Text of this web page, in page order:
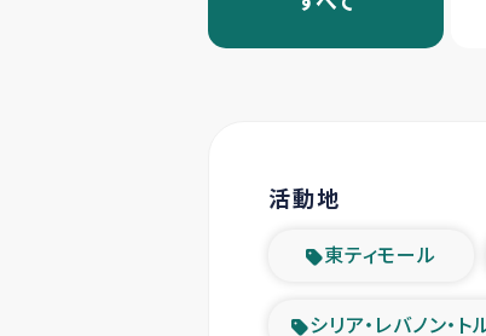
活動地
東ティモール
シリア・レバノン・ト